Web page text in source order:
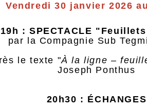
Vendredi 30 janvier 2026
19h : SPECTACLE
par la Compagnie Sub
le texte "À la ligne –
Joseph Ponthus
20h30 : ÉCHANGES